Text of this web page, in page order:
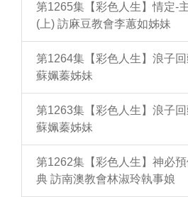
第1265集【彩色人生】情定-
(上) 訪麻豆教會李蕙如姊妹
第1264集【彩色人生】浪子
蘇姵蓁姊妹
第1263集【彩色人生】浪子
蘇姵蓁姊妹
第1262集【彩色人生】神必
典 訪南澳教會林淑玲執事娘